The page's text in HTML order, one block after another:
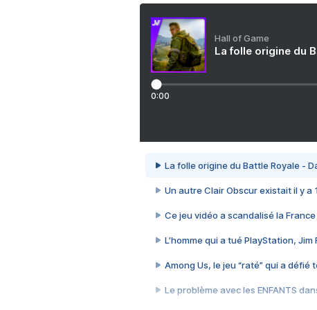
Hall of Game
La folle origine du
0:00
La folle origine du Battle Royale -
Un autre Clair Obscur existait il y a
Ce jeu vidéo a scandalisé la
L’homme qui a tué PlayStation, Jim
Among Us, le jeu “raté” qui a défié
Le problème avec les ENFANTS